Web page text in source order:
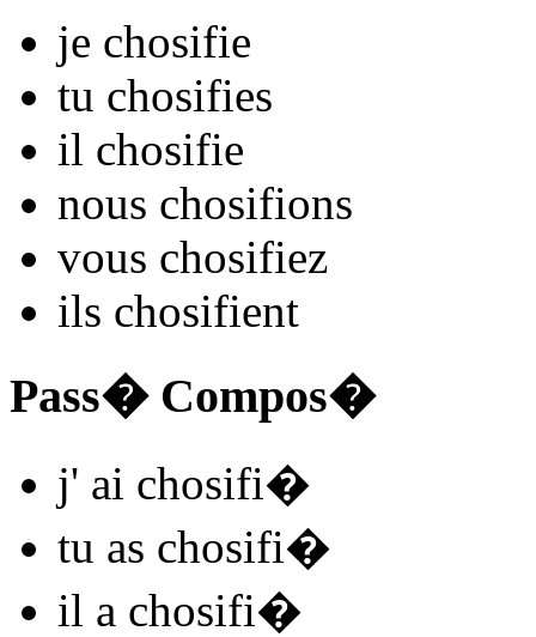
je chosifie
tu chosifies
il chosifie
nous chosifions
vous chosifiez
ils chosifient
Pass� Compos�
j' ai chosifi�
tu as chosifi�
il a chosifi�